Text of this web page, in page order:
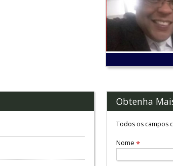
Obtenha
Todos os campos
Nome *